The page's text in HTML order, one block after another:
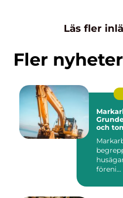
Läs fler
Fler nyheter
och
föreni...